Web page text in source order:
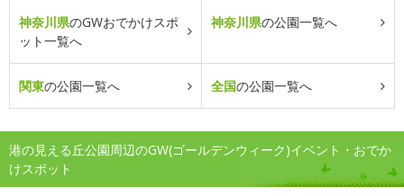
神奈川県のGWおでかけスポ
ット一覧へ
神奈川県の公園一覧へ
関東の公園一覧へ 全国の公園一覧へ
港の見える丘公園周辺のGW(ゴールデンウィーク)イベント・おでか
けスポット